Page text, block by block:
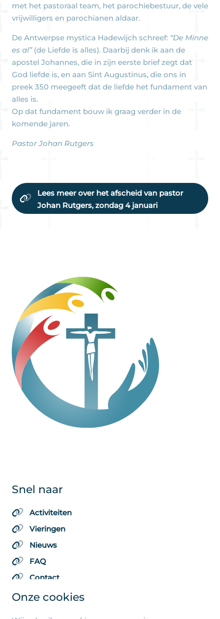
Onze cookies
met het pastoraal team, het parochiebestuur, de vele
vrijwilligers en parochianen aldaar.
De Antwerpse mystica Hadewijch schreef: “De Minne
es al”(de Liefde is alles). Daarbij denk ik aan de
apostel Johannes, die in zijn eerste brief zegt dat
God liefde is, en aan Sint Augustinus, die ons in
preek 350 meegeeft dat de liefde het fundament van
alles is.
Op dat fundament bouw ik graag verder in de
komende jaren.
Pastor Johan Rutgers
Lees meer over het afscheid van pastor
Johan Rutgers, zondag 4 januari
Snel naar
Activiteiten
Vieringen
Nieuws
FAQ
Contact